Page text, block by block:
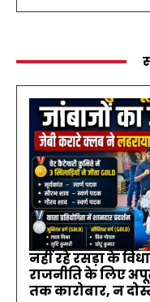
नहीं रहे रसड़ा के
राजनीति के लिए
तक कारोबार, न